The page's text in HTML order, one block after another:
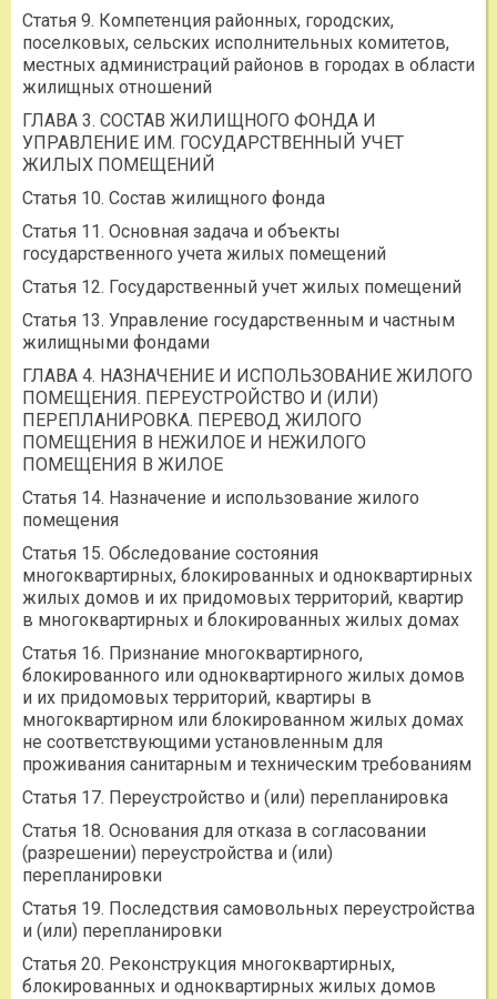
Статья 9. Компетенция районных, городских,
поселковых, сельских исполнительных комитетов,
местных администраций районов в городах в области
жилищных отношений
ГЛАВА 3. СОСТАВ ЖИЛИЩНОГО ФОНДА И
УПРАВЛЕНИЕ ИМ. ГОСУДАРСТВЕННЫЙ УЧЕТ
ЖИЛЫХ ПОМЕЩЕНИЙ
Статья 10. Состав жилищного фонда
Статья 11. Основная задача и объекты
государственного учета жилых помещений
Статья 12. Государственный учет жилых помещений
Статья 13. Управление государственным и частным
жилищными фондами
ГЛАВА 4. НАЗНАЧЕНИЕ И ИСПОЛЬЗОВАНИЕ ЖИЛОГО
ПОМЕЩЕНИЯ. ПЕРЕУСТРОЙСТВО И (ИЛИ)
ПЕРЕПЛАНИРОВКА. ПЕРЕВОД ЖИЛОГО
ПОМЕЩЕНИЯ В НЕЖИЛОЕ И НЕЖИЛОГО
ПОМЕЩЕНИЯ В ЖИЛОЕ
Статья 14. Назначение и использование жилого
помещения
Статья 15. Обследование состояния
многоквартирных, блокированных и одноквартирных
жилых домов и их придомовых территорий, квартир
в многоквартирных и блокированных жилых домах
Статья 16. Признание многоквартирного,
блокированного или одноквартирного жилых домов
и их придомовых территорий, квартиры в
многоквартирном или блокированном жилых домах
не соответствующими установленным для
проживания санитарным и техническим требованиям
Статья 17. Переустройство и (или) перепланировка
Статья 18. Основания для отказа в согласовании
(разрешении) переустройства и (или)
перепланировки
Статья 19. Последствия самовольных переустройства
и (или) перепланировки
Статья 20. Реконструкция многоквартирных,
блокированных и одноквартирных жилых домов